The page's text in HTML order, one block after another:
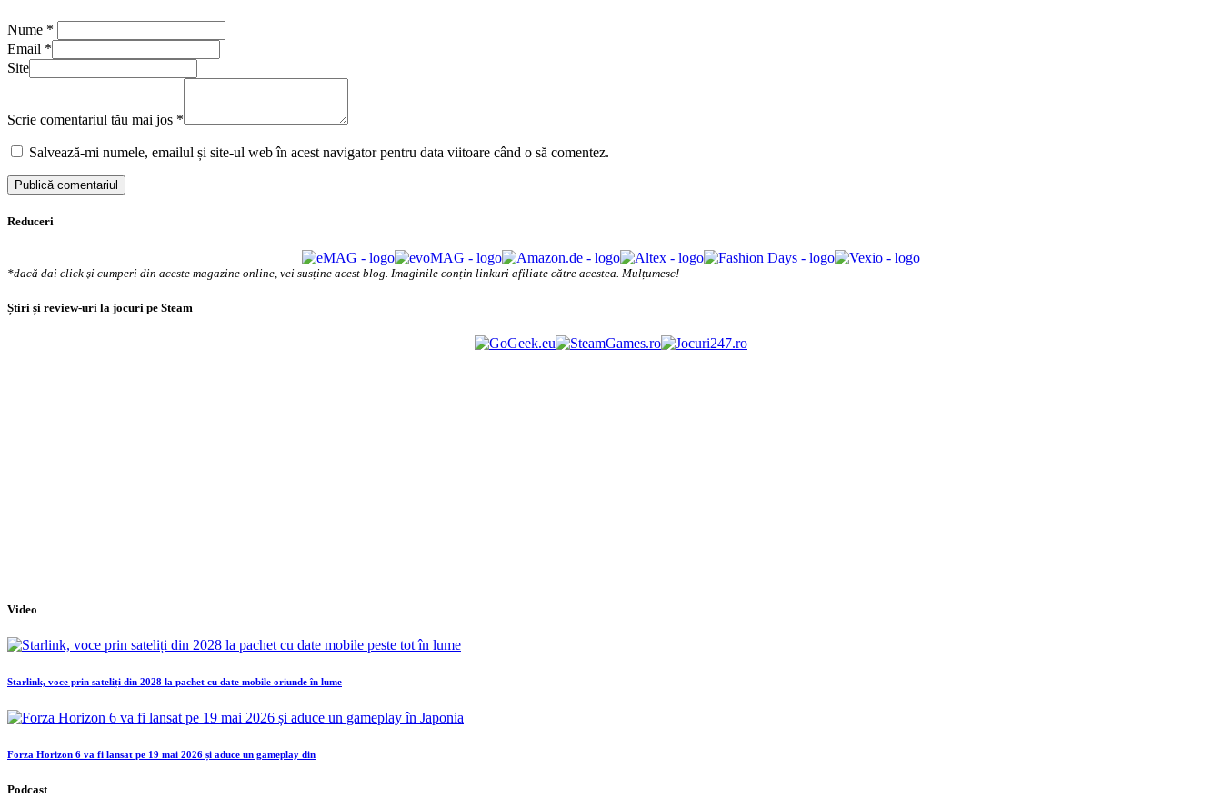
Nume *
Email *
Site
Scrie comentariul tău mai jos *
Salvează-mi numele, emailul și site-ul web în acest navigator pentru data viitoare când o să comentez.
Reduceri
*dacă dai click și cumperi din aceste magazine online, vei susține acest blog. Imaginile conțin linkuri afiliate către acestea. Mulțumesc!
Știri și review-uri la jocuri pe Steam
Video
Starlink, voce prin sateliți din 2028 la pachet cu date mobile oriunde în lume
Forza Horizon 6 va fi lansat pe 19 mai 2026 și aduce un gameplay din
Podcast